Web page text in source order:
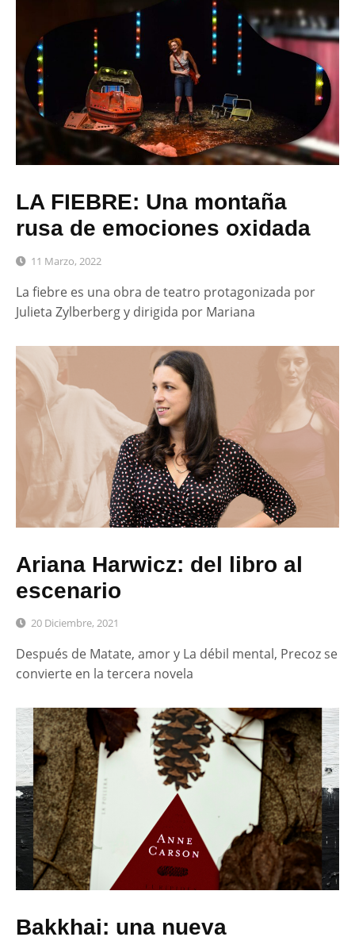
LA FIEBRE: Una montaña
rusa de emociones oxidada
11 Marzo, 2022
La fiebre es una obra de teatro protagonizada por
Julieta Zylberberg y dirigida por Mariana
Ariana Harwicz: del libro al
escenario
20 Diciembre, 2021
Después de Matate, amor y La débil mental, Precoz se
convierte en la tercera novela
Bakkhai: una nueva